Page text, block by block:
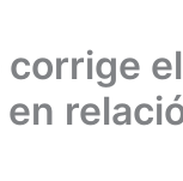
corrige